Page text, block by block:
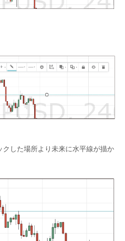
クした場所より未来に水平線が描か